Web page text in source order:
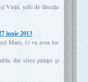
Vieţii, şefii de direcţie
iunie 2013
Mare, 1) va avea loc
din sfera ştiinţei şi